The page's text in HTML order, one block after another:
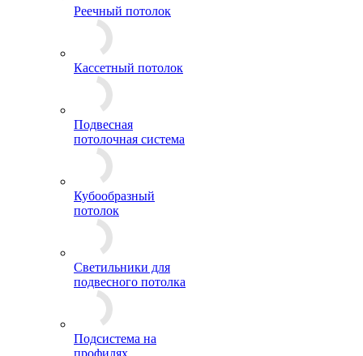
Реечный потолок
Кассетный потолок
Подвесная
потолочная система
Кубообразный
потолок
Светильники для
подвесного потолка
Подсистема на
профилях